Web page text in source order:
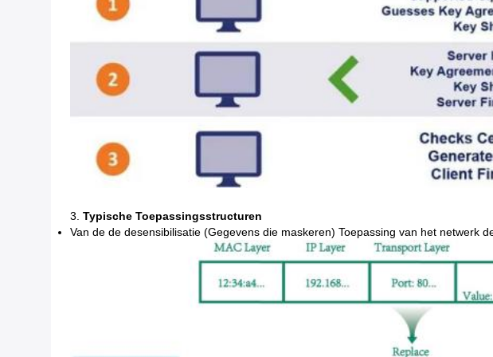
3. Typische Toepassingsstructuren
Van de de desensibilisatie (Gegevens die maskeren) Toepassing van het netwerk